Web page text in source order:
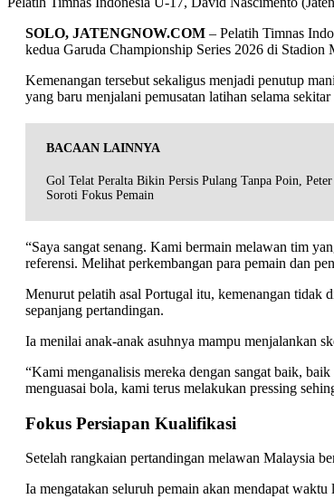
SOLO, JATENGNOW.COM – Pelatih Timnas
kedua Garuda Championship Series 2026 di Stadion
Kemenangan tersebut sekaligus menjadi penutup
yang baru menjalani pemusatan latihan selama sekitar
BACAAN LAINNYA
Gol Telat Peralta Bikin Persis Pulang Tanpa Poin,
Soroti Fokus Pemain
“Saya sangat senang. Kami bermain melawan tim
referensi. Melihat perkembangan para pemain dan
Menurut pelatih asal Portugal itu, kemenangan tidak
sepanjang pertandingan.
Ia menilai anak-anak asuhnya mampu menjalankan
“Kami menganalisis mereka dengan sangat baik,
menguasai bola, kami terus melakukan pressing
Fokus Persiapan Kualifikasi
Setelah rangkaian pertandingan melawan Malaysia
Ia mengatakan seluruh pemain akan mendapat